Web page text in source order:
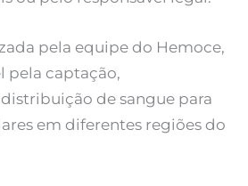
pela equipe do Hemoce,
pela captação,
de sangue para
em diferentes regiões do